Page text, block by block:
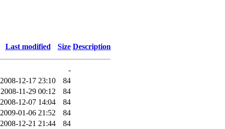
Last modified Size Description
-
2008-12-17 23:10
84
2008-11-29 00:12
84
2008-12-07 14:04
84
2009-01-06 21:52
84
2008-12-21 21:44
84